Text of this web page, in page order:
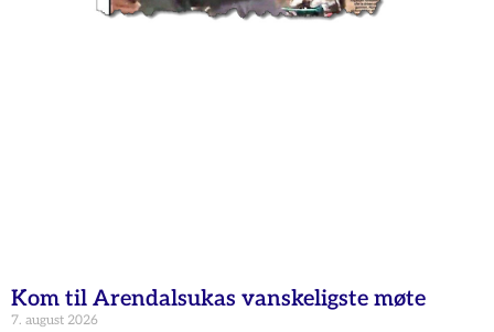
Kom til Arendalsukas vanskeligste møte
7. august 2026